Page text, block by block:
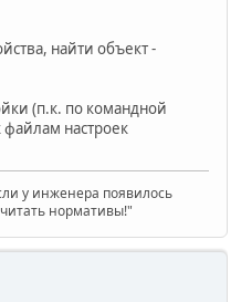
найти объект -
(п.к. по командной
файлам настроек
у инженера появилось
нормативы!"